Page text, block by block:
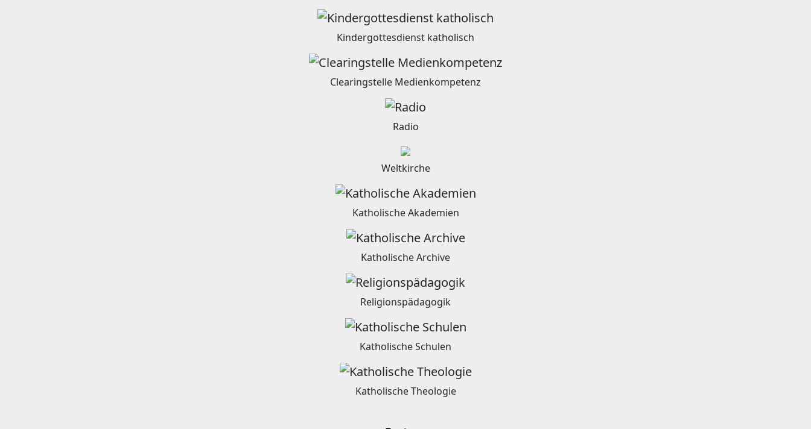
Kindergottesdienst katholisch
Clearingstelle Medienkompetenz
Radio
Weltkirche
Katholische Akademien
Katholische Archive
Religionspädagogik
Katholische Schulen
Katholische Theologie